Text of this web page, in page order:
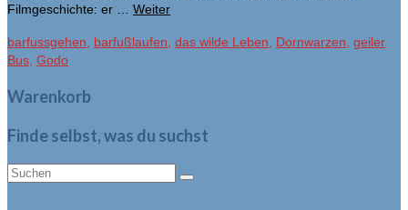
Filmgeschichte: er … Weiter
barfussgehen barfußlaufen das wilde Leben Dornwarzen geiler
Bus Godo
Warenkorb
Finde selbst, was du suchst
Suche